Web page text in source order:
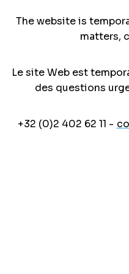
The website is
matters,
Le site Web est
des questions
+32 (0)2 402 62 11 -